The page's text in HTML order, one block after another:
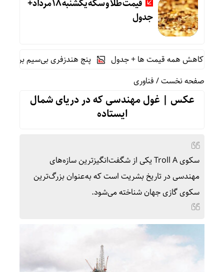
قیمت طلا و سکه یکشنبه 18 مرداد+
جدول
پنج هندزفری بی‌سیم برتر سال ۲۰۲۶
صفحه نخست/فناوری
عکس | غول مهندسی که در دریای شمال
ایستاده
سکوی Troll A یکی از شگفت‌انگیزترین سازه‌های
مهندسی در تاریخ بشریت است که به‌عنوان بزرگ‌ترین
سکوی گازی جهان شناخته می‌شود.